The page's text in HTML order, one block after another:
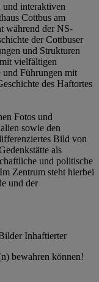
und interaktiven
Cottbus am
während der NS-
der Cottbuser
und Strukturen
vielfältigen
und Führungen mit
des Haftortes
Fotos und
sowie den
Bild von
als
und politische
Zentrum steht hierbei
und der
bewahren können!